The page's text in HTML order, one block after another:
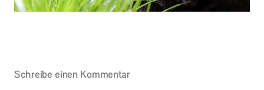
Schreibe einen Kommentar